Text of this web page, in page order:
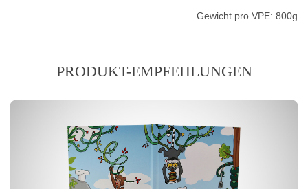
Gewicht pro VPE: 800g
PRODUKT-EMPFEHLUNGEN